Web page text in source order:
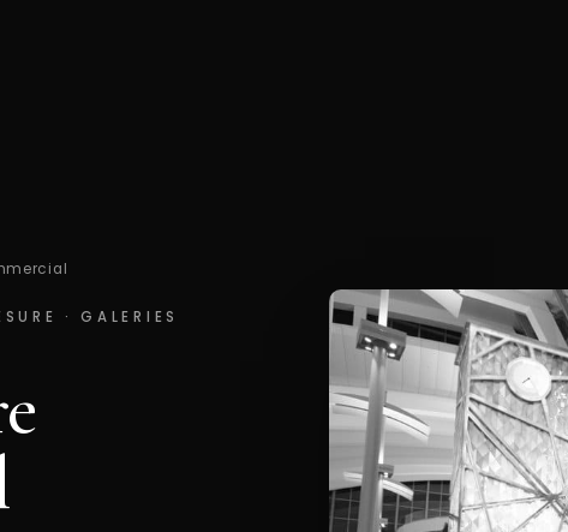
· GALERIES